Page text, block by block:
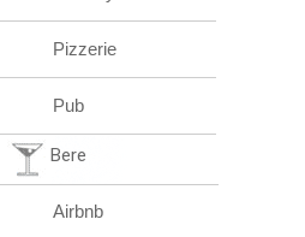
Pizzerie
Pub
Bere
Airbnb